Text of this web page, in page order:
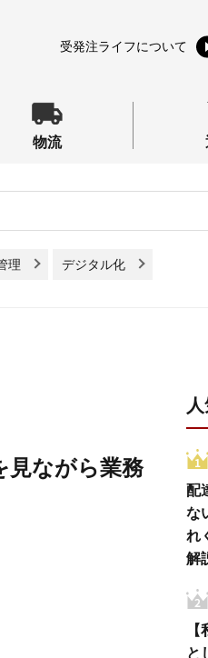
受発注ライフについて
物流
理 デジタル化
見ながら業務
配
な
れ
解
と